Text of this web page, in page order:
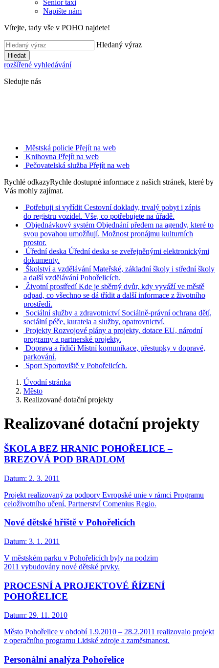
Senior taxi
Napište nám
Vítejte, tady vše v POHO najdete!
Hledaný výraz
Hledat
rozšířené vyhledávání
Sledujte nás
Městská policie Přejít na web
Knihovna Přejít na web
Pečovatelská služba Přejít na web
Rychlé odkazyRychle dostupné informace z našich stránek, které by
Vás mohly zajímat.
Potřebuji si vyřídit Cestovní doklady, trvalý pobyt i zápis
do registru vozidel. Vše, co potřebujete na úřadě.
Objednávkový systém Objednání předem na agendy, které to
svou povahou umožňují. Možnost pronájmu kulturních
prostor.
Úřední deska Úřední deska se zveřejněnými elektronickými
dokumenty.
Školství a vzdělávání Mateřské, základní školy i střední školy
a další vzdělávání Pohořelicích.
Životní prostředí Kde je sběrný dvůr, kdy vyváží ve městě
odpad, co všechno se dá třídit a další informace z životního
prostředí.
Sociální služby a zdravotnictví Sociálně-právní ochrana dětí,
sociální péče, kuratela a služby, opatrovnictví.
Projekty Rozvojové plány a projekty, dotace EU, národní
programy a partnerské projekty.
Doprava a řidiči Místní komunikace, přestupky v dopravě,
parkování.
Sport Sportoviště v Pohořelicích.
Úvodní stránka
Město
Realizované dotační projekty
Realizované dotační projekty
ŠKOLA BEZ HRANIC POHOŘELICE –
BREZOVÁ POD BRADLOM
Datum: 2. 3. 2011
Projekt realizovaný za podpory Evropské unie v rámci Programu
celoživotního učení, Partnerství Comenius Regio.
Nové dětské hřiště v Pohořelicích
Datum: 3. 1. 2011
V městském parku v Pohořelicích byly na podzim
2011 vybudovány nové dětské prvky.
PROCESNÍ A PROJEKTOVÉ ŘÍZENÍ
POHOŘELICE
Datum: 29. 11. 2010
Město Pohořelice v období 1.9.2010 – 28.2.2011 realizovalo projekt
z operačního programu Lidské zdroje a zaměstnanost.
Personální analýza Pohořelice